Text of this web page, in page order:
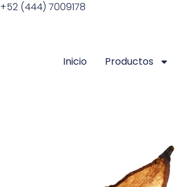
+52 (444) 7009178
Inicio Productos